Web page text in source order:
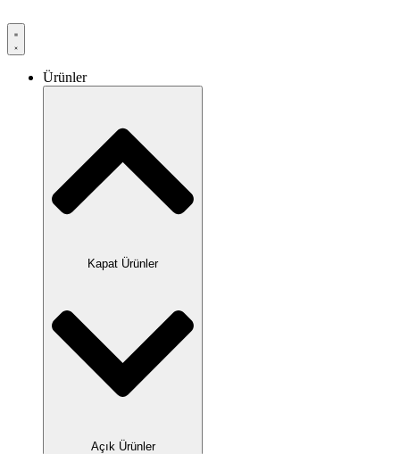
Ürünler
Kapat Ürünler
Açık Ürünler